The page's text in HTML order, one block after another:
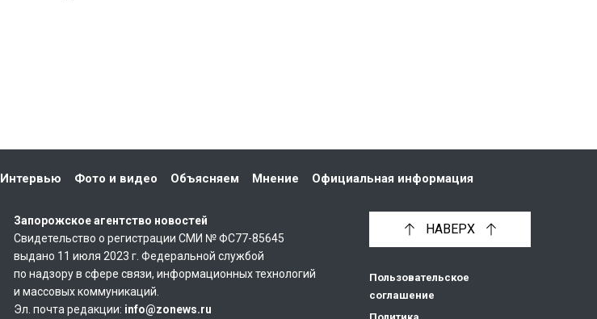
НАВЕРХ
Интервью Фото и видео Объясняем Мнение Официальная информация
Пользовательское
соглашение
Запорожское агентство новостей
Свидетельство о регистрации СМИ № ФС77-85645
выдано 11 июля 2023 г. Федеральной службой
по надзору в сфере связи, информационных технологий
и массовых коммуникаций.
Эл. почта редакции: info@zonews.ru